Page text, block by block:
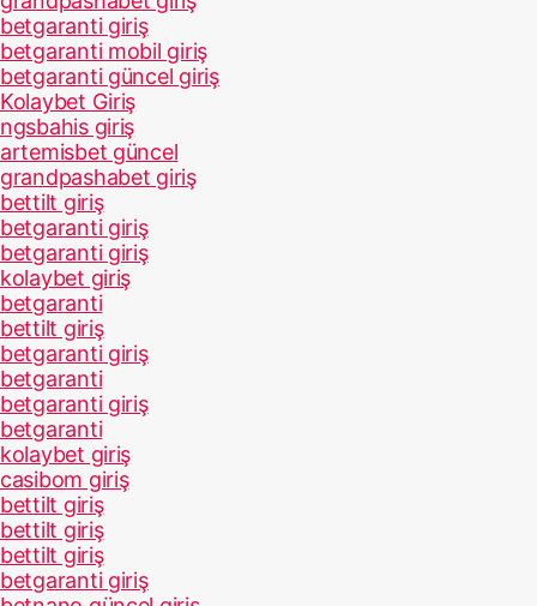
betgaranti giriş
betgaranti mobil giriş
betgaranti güncel giriş
Kolaybet Giriş
ngsbahis giriş
artemisbet güncel
grandpashabet giriş
bettilt giriş
betgaranti giriş
betgaranti giriş
kolaybet giriş
betgaranti
bettilt giriş
betgaranti giriş
betgaranti
betgaranti giriş
betgaranti
kolaybet giriş
casibom giriş
bettilt giriş
bettilt giriş
bettilt giriş
betgaranti giriş